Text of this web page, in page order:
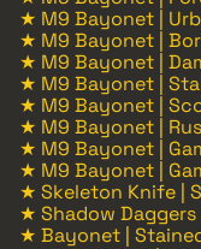
★ M9 Bayonet |
★ M9 Bayonet |
★ M9 Bayonet |
★ M9 Bayonet |
★ M9 Bayonet |
★ M9 Bayonet |
★ M9 Bayonet |
★ M9 Bayonet |
★ Skeleton Knife |
★ Shadow Daggers
★ Bayonet |